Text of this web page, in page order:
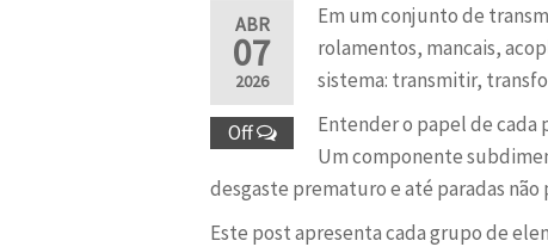
ABR
07
2026
Off
Em um conjunto de
rolamentos, mancais,
sistema: transmitir,
Entender o papel de cada
Um componente
desgaste prematuro e até paradas não
Este post apresenta cada grupo de